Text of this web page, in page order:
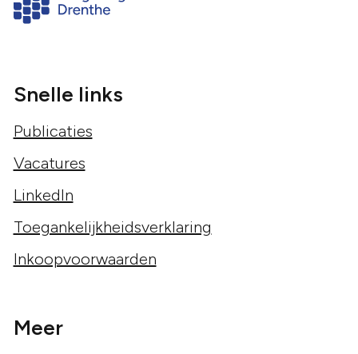
Snelle links
Publicaties
Vacatures
LinkedIn
Toegankelijkheidsverklaring
Inkoopvoorwaarden
Meer